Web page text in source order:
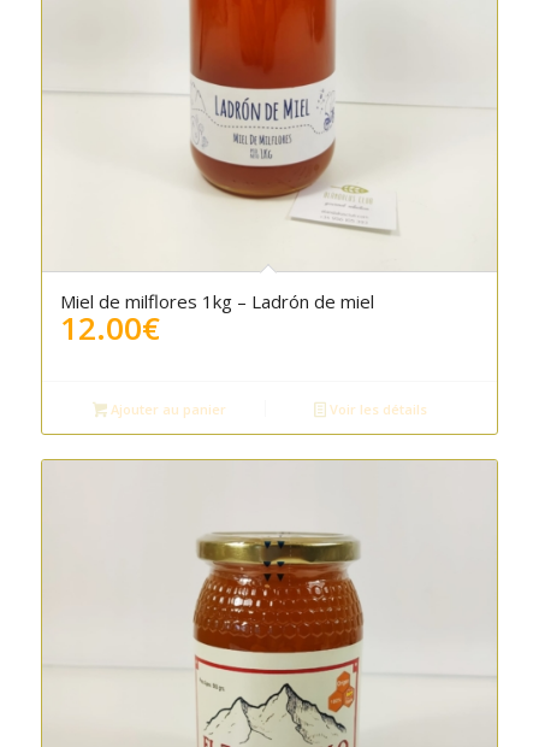
Miel de milflores 1kg – Ladrón de miel
12.00€
Ajouter au panier Voir les détails